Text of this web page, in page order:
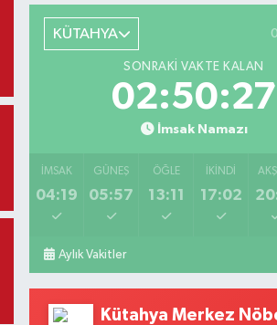
KÜTAHYA
SONRAKI VAKTE KALAN
02:50:26
İmsak Namazı
İMSAK
04:19
GÜNEŞ
05:57
ÖĞLE
13:11
İKINDI
17:02
Aylık Vakitler
Kütahya Merkez